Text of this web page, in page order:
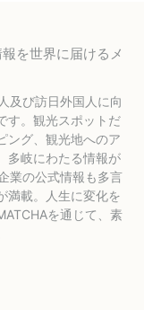
を世界に届けるメ
及び訪日外国人に向
す。観光スポットだ
ング、観光地へのア
多岐にわたる情報が
業の公式情報も多言
満載。人生に変化を
を通じて、素